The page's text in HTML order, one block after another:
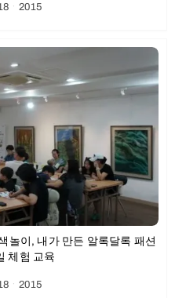
ㆍ2015
놀이, 내가 만든 알록달록 패션
체험 교육
ㆍ2015